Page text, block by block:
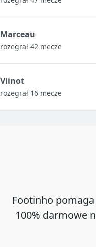
Marceau
rozegrał 42 mecze
Viinot
rozegrał 16 mecze
Footinho
100% darmowe